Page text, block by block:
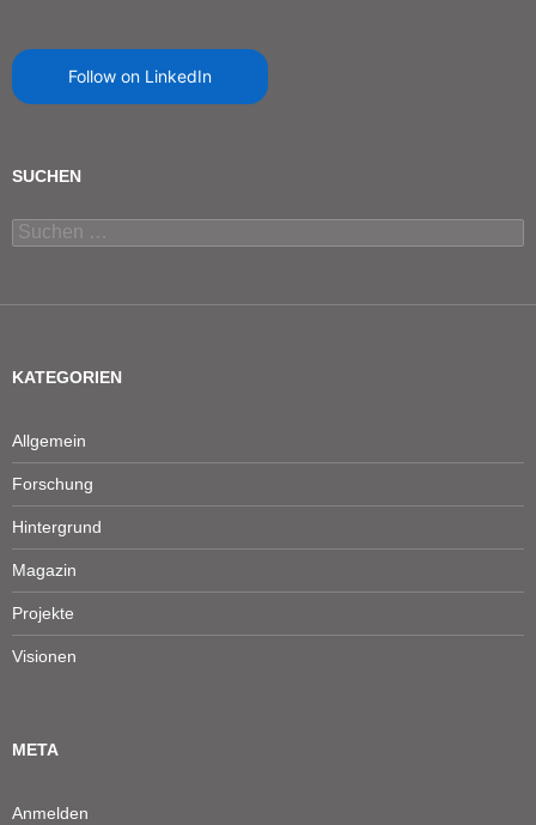
Follow on LinkedIn
SUCHEN
Suchen
nach:
KATEGORIEN
Allgemein
Forschung
Hintergrund
Magazin
Projekte
Visionen
META
Anmelden